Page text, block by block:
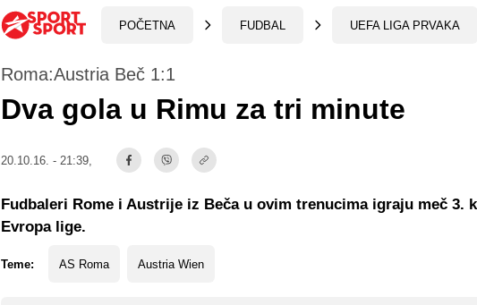
POČETNA FUDBAL UEFA LIGA PRVAKA
Roma:Austria Beč 1:1
Dva gola u Rimu za tri minute
20.10.16. - 21:39,
Teme: AS Roma Austria Wien
Fudbaleri Rome i Austrije iz Beča u ovim trenucima igraju meč 3.
Evropa lige.